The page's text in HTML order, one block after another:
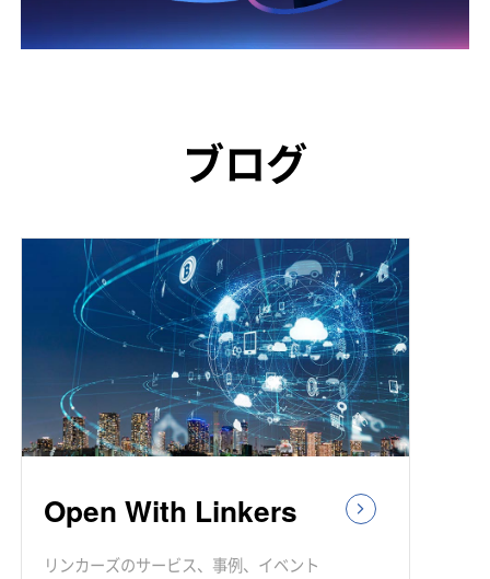
ブログ
Open With Linkers
リンカーズのサービス、事例、イベント